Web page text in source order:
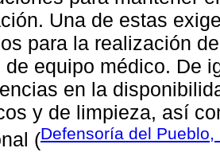
Una de estas
para la realización
de equipo médico. De
en la
y de limpieza, así
(Defensoría del Pueblo,